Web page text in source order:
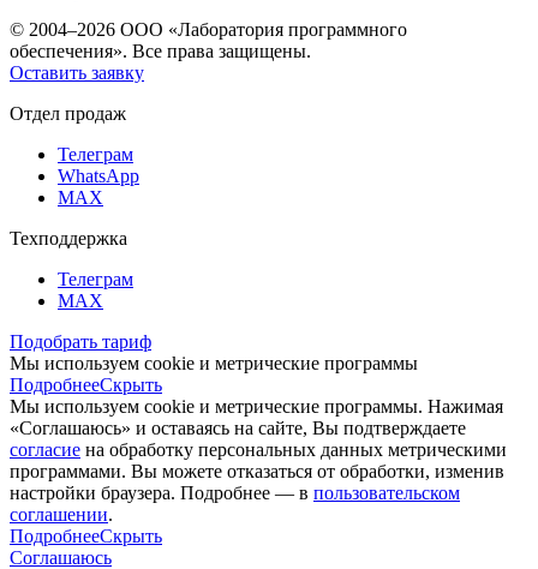
© 2004–2026 ООО «Лаборатория программного
обеспечения». Все права защищены.
Оставить заявку
Отдел продаж
Телеграм
WhatsApp
MAX
Техподдержка
Телеграм
MAX
Подобрать тариф
Мы используем cookie и метрические программы
ПодробнееСкрыть
Мы используем cookie и метрические программы. Нажимая
«Соглашаюсь» и оставаясь на сайте, Вы подтверждаете
согласие на обработку персональных данных метрическими
программами. Вы можете отказаться от обработки, изменив
настройки браузера. Подробнее — в пользовательском
соглашении.
ПодробнееСкрыть
Соглашаюсь